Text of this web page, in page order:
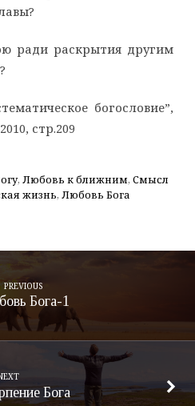
ради раскрытия другим
богословие”,
стр.209
, Любовь к ближним, Смысл
жизнь, Любовь Бога
PREVIOUS
Бога-1
Бога